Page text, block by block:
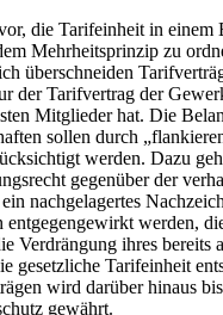
die Tarifeinheit in einem
Mehrheitsprinzip zu
überschneiden
der Tarifvertrag der
Mitglieder hat. Die
sollen durch
werden. Dazu
gegenüber der
nachgelagertes
entgegengewirkt werden,
Verdrängung ihres bereits
gesetzliche Tarifeinheit
wird darüber hinaus
gewährt.